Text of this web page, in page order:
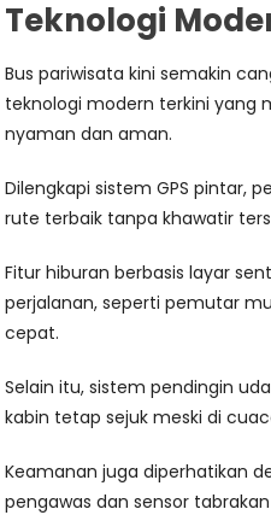
Teknologi
Bus pariwisata kini semakin
teknologi modern terkini yang
nyaman dan aman.
Dilengkapi sistem GPS pintar,
rute terbaik tanpa khawatir
Fitur hiburan berbasis layar
perjalanan, seperti pemutar
cepat.
Selain itu, sistem pendingin
kabin tetap sejuk meski di
Keamanan juga diperhatikan
pengawas dan sensor